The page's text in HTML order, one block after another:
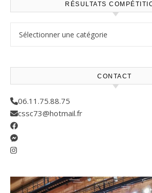
RÉSULTATS
CONTACT
06.11.75.88.75
cssc73@hotmail.fr